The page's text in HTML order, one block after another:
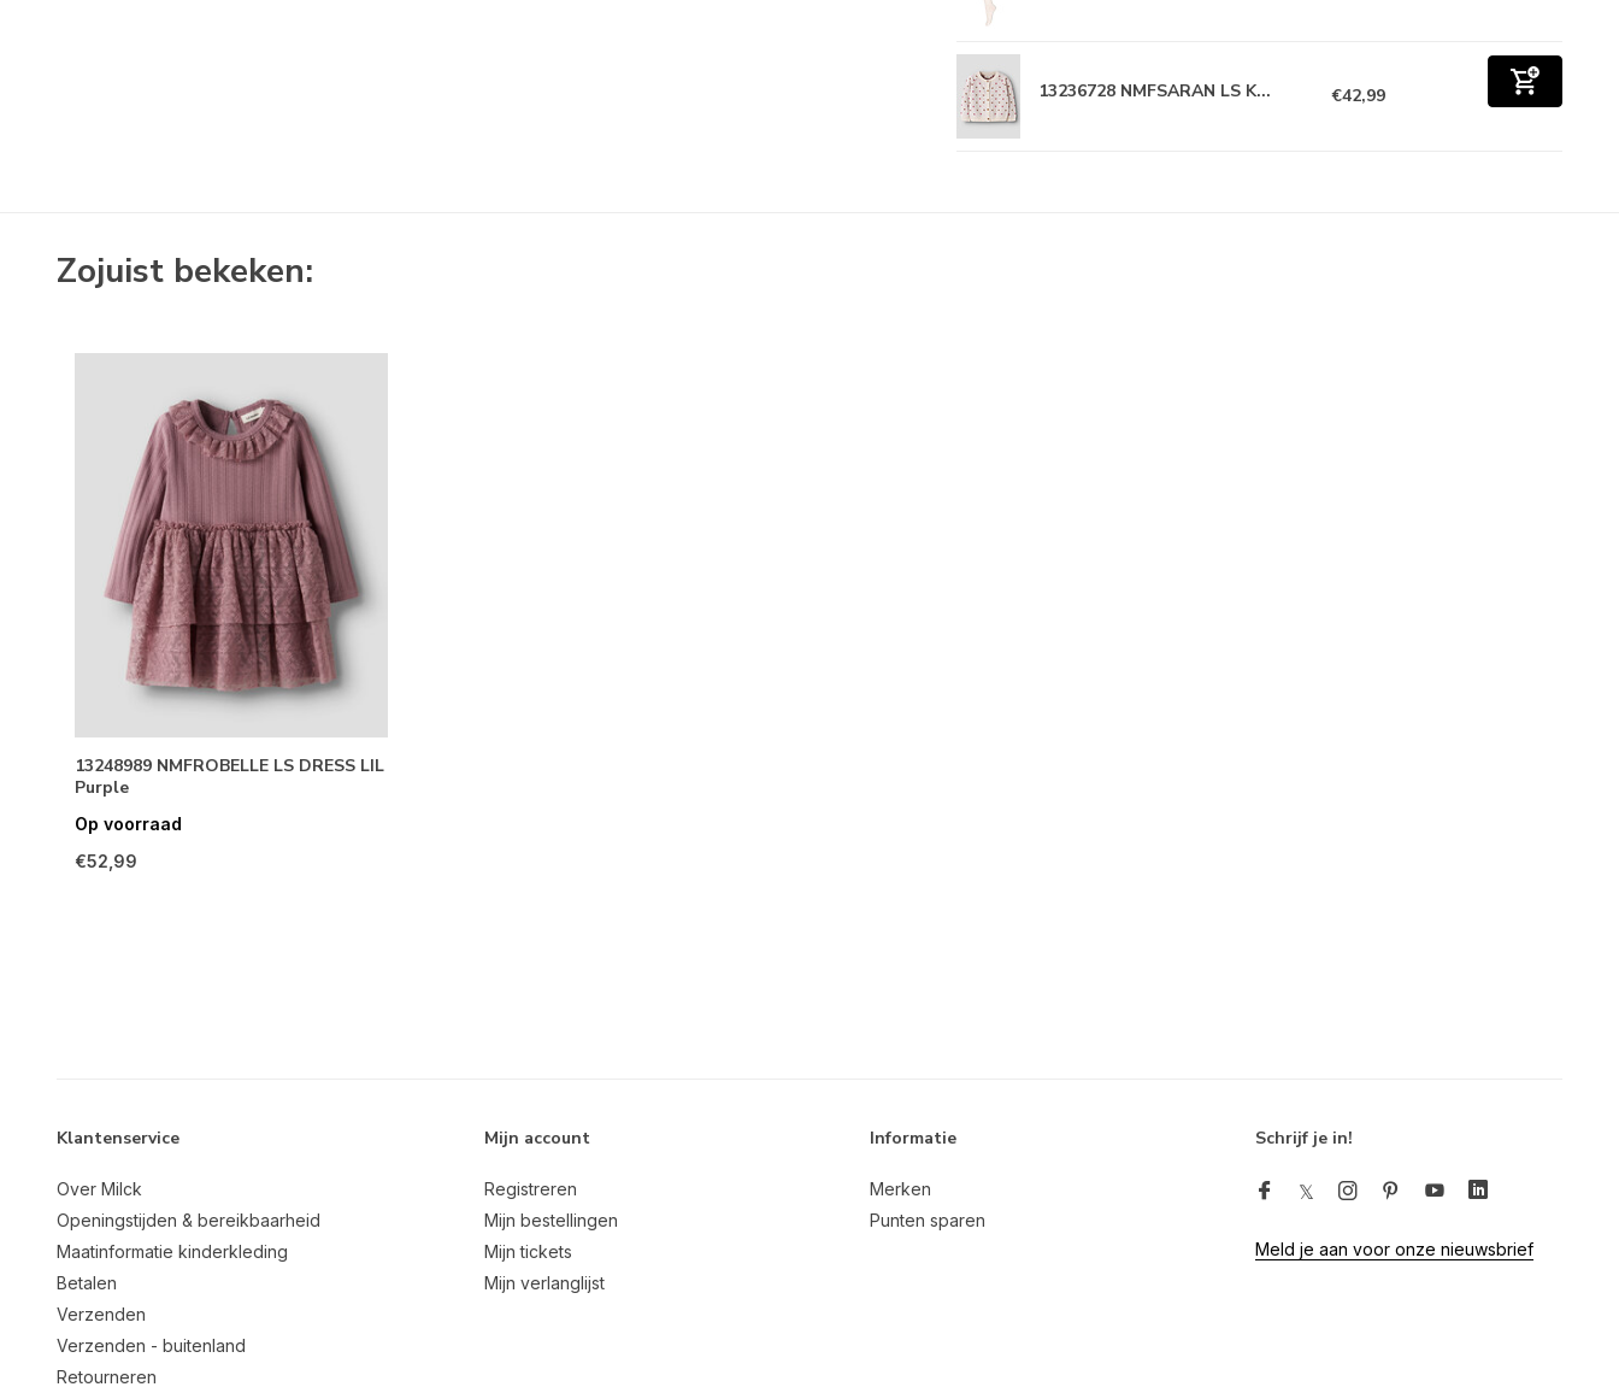
13236728 NMFSARAN LS K... €42,99
Zojuist bekeken:
13248989 NMFROBELLE LS DRESS LIL
Purple
Op voorraad
€52,99
Klantenservice
Over Milck
Openingstijden & bereikbaarheid
Maatinformatie kinderkleding
Betalen
Verzenden
Verzenden - buitenland
Retourneren
Mijn account
Registreren
Mijn bestellingen
Mijn tickets
Mijn verlanglijst
Informatie
Merken
Punten sparen
Schrijf je in!
Meld je aan voor onze nieuwsbrief